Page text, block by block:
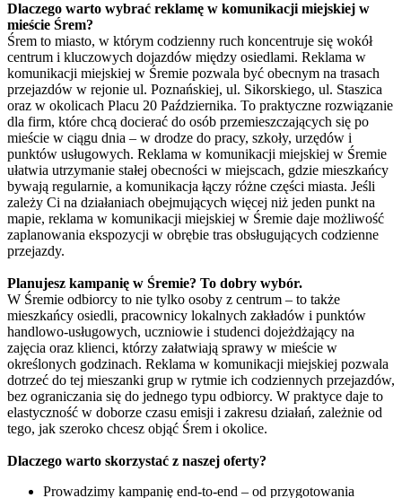
Dlaczego warto wybrać reklamę w komunikacji miejskiej w
mieście Śrem?
Śrem to miasto, w którym codzienny ruch koncentruje się wokół
centrum i kluczowych dojazdów między osiedlami. Reklama w
komunikacji miejskiej w Śremie pozwala być obecnym na trasach
przejazdów w rejonie ul. Poznańskiej, ul. Sikorskiego, ul. Staszica
oraz w okolicach Placu 20 Października. To praktyczne rozwiązanie
dla firm, które chcą docierać do osób przemieszczających się po
mieście w ciągu dnia – w drodze do pracy, szkoły, urzędów i
punktów usługowych. Reklama w komunikacji miejskiej w Śremie
ułatwia utrzymanie stałej obecności w miejscach, gdzie mieszkańcy
bywają regularnie, a komunikacja łączy różne części miasta. Jeśli
zależy Ci na działaniach obejmujących więcej niż jeden punkt na
mapie, reklama w komunikacji miejskiej w Śremie daje możliwość
zaplanowania ekspozycji w obrębie tras obsługujących codzienne
przejazdy.
Planujesz kampanię w Śremie? To dobry wybór.
W Śremie odbiorcy to nie tylko osoby z centrum – to także
mieszkańcy osiedli, pracownicy lokalnych zakładów i punktów
handlowo-usługowych, uczniowie i studenci dojeżdżający na
zajęcia oraz klienci, którzy załatwiają sprawy w mieście w
określonych godzinach. Reklama w komunikacji miejskiej pozwala
dotrzeć do tej mieszanki grup w rytmie ich codziennych przejazdów,
bez ograniczania się do jednego typu odbiorcy. W praktyce daje to
elastyczność w doborze czasu emisji i zakresu działań, zależnie od
tego, jak szeroko chcesz objąć Śrem i okolice.
Dlaczego warto skorzystać z naszej oferty?
Prowadzimy kampanię end-to-end – od przygotowania